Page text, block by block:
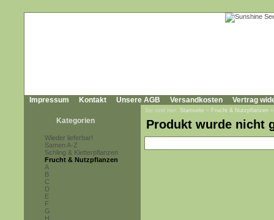
Impressum Kontakt Unsere AGB Versandkosten Vertrag
Kategorien
Wieder lieferbar!
Samen A-Z
Schling & Kletterpflanzen
Frucht & Nutzpflanzen
A
B
C
D
E
F
G
H
Sie sind hier: Startseite » Frucht & Nutzpflanzen
Produkt wurde nicht